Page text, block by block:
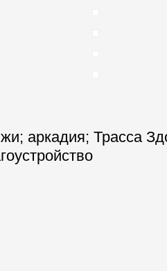
; аркадия; Трасса